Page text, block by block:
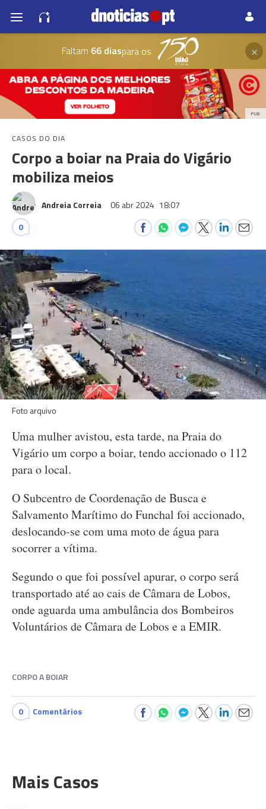
Faltam 66 diaspara os ×
PUB
CASOS DO DIA
Corpo a boiar na Praia do Vigário
mobiliza meios
Andreia Correia 06 abr 2024 18:07
0
Foto arquivo
Uma mulher avistou, esta tarde, na Praia do
Vigário um corpo a boiar, tendo accionado o 112
para o local.
O Subcentro de Coordenação de Busca e
Salvamento Marítimo do Funchal foi accionado,
deslocando-se com uma moto de água para
socorrer a vítima.
Segundo o que foi possível apurar, o corpo será
transportado até ao cais de Câmara de Lobos,
onde aguarda uma ambulância dos Bombeiros
Voluntários de Câmara de Lobos e a EMIR.
CORPO A BOIAR
0 Comentários
Mais Casos